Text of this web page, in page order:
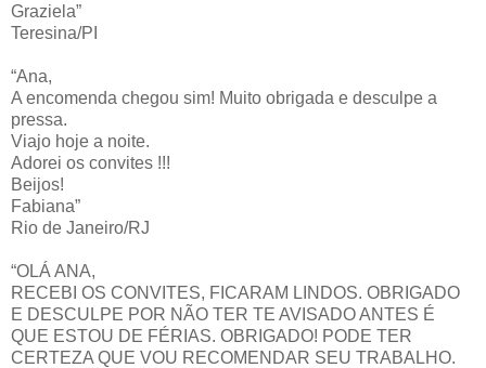
Graziela”
Teresina/PI
“Ana,
A encomenda chegou sim! Muito obrigada e desculpe a
pressa.
Viajo hoje a noite.
Adorei os convites !!!
Beijos!
Fabiana”
Rio de Janeiro/RJ
“OLÁ ANA,
RECEBI OS CONVITES, FICARAM LINDOS. OBRIGADO
E DESCULPE POR NÃO TER TE AVISADO ANTES É
QUE ESTOU DE FÉRIAS. OBRIGADO! PODE TER
CERTEZA QUE VOU RECOMENDAR SEU TRABALHO.